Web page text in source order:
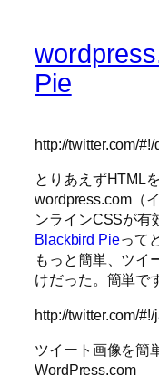
Pie
http://twitter.com/
とりあえずHTML
wordpress.com（
ンラインCSSが有
Blackbird Pieって
もっと簡単、ツイ
けだった。簡単で
http://twitter.com/
ツイート画像を
WordPress.com